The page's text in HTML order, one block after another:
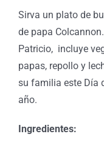
Sirva un plato de
de papa
Patricio, incluye
papas, repollo y
su familia este Día
año.
Ingredientes: